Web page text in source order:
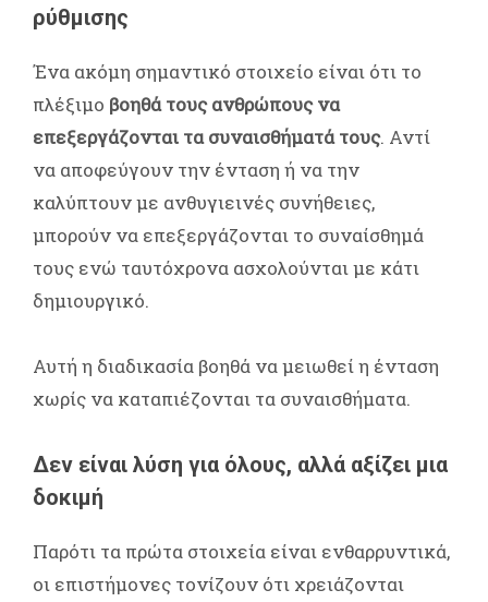
ρύθμισης
Ένα ακόμη σημαντικό στοιχείο είναι ότι το
πλέξιμο βοηθά τους ανθρώπους να
επεξεργάζονται τα συναισθήματά τους. Αντί
να αποφεύγουν την ένταση ή να την
καλύπτουν με ανθυγιεινές συνήθειες,
μπορούν να επεξεργάζονται το συναίσθημά
τους ενώ ταυτόχρονα ασχολούνται με κάτι
δημιουργικό.
Αυτή η διαδικασία βοηθά να μειωθεί η ένταση
χωρίς να καταπιέζονται τα συναισθήματα.
Δεν είναι λύση για όλους, αλλά αξίζει μια
δοκιμή
Παρότι τα πρώτα στοιχεία είναι ενθαρρυντικά,
οι επιστήμονες τονίζουν ότι χρειάζονται